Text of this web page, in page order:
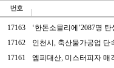
17163
‘한돈소믈리에’2087명 탄
17162
인천시, 축산물가공업 단
17161
엠피대산, 미스터피자 매